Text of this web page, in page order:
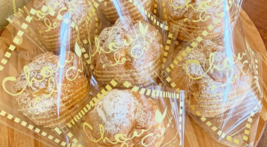
京都エリア
大阪市エリア
北摂エリア
堺・泉州エリア
河内エリア
兵庫エリア
奈良エリア
和歌山エリア
鳥取エリア
島根エリア
岡山エリア
広島エリア
山口エリア
徳島エリア
香川エリア
愛媛エリア